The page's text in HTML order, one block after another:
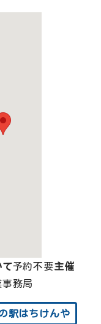
て予約不要主催
務局
駅はちけんや